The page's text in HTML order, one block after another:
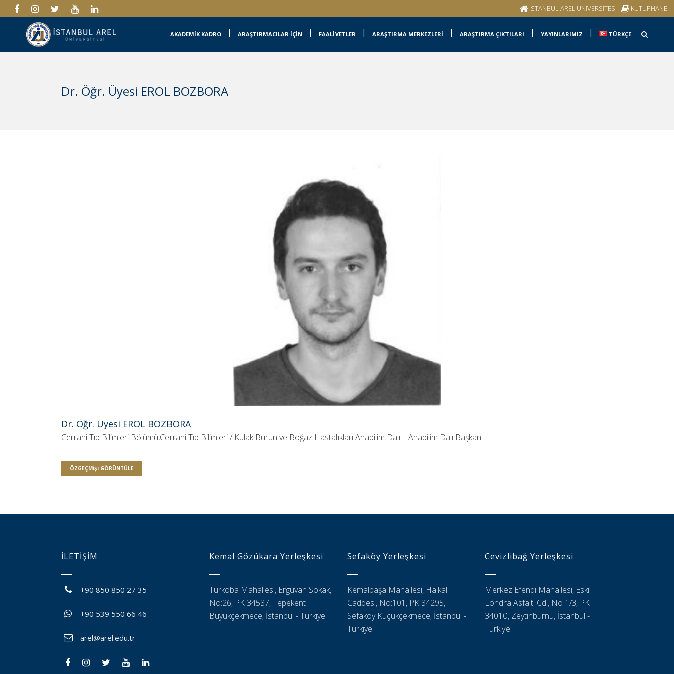
İSTANBUL AREL ÜNİVERSİTESİ KÜTÜPHANE
AKADEMİK KADRO ARAŞTIRMACILAR İÇİN FAALİYETLER ARAŞTIRMA MERKEZLERİ ARAŞTIRMA ÇIKTILARI YAYINLARIMIZ TÜRKÇE
Dr. Öğr. Üyesi EROL BOZBORA
Dr. Öğr. Üyesi EROL BOZBORA
Cerrahi Tıp Bilimleri Bölümü,Cerrahi Tıp Bilimleri / Kulak Burun ve Boğaz Hastalıkları Anabilim Dalı – Anabilim Dalı Başkanı
ÖZGEÇMIŞI GÖRÜNTÜLE
İLETİŞİM
+90 850 850 27 35
+90 539 550 66 46
arel@arel.edu.tr
Kemal Gözükara Yerleşkesi
Türkoba Mahallesi, Erguvan Sokak,
No:26, PK 34537, Tepekent
Büyükçekmece, İstanbul - Türkiye
Sefaköy Yerleşkesi
Kemalpaşa Mahallesi, Halkalı
Caddesi, No:101, PK 34295,
Sefaköy Küçükçekmece, İstanbul -
Türkiye
Cevizlibağ Yerleşkesi
Merkez Efendi Mahallesi, Eski
Londra Asfaltı Cd., No 1/3, PK
34010, Zeytinburnu, İstanbul -
Türkiye